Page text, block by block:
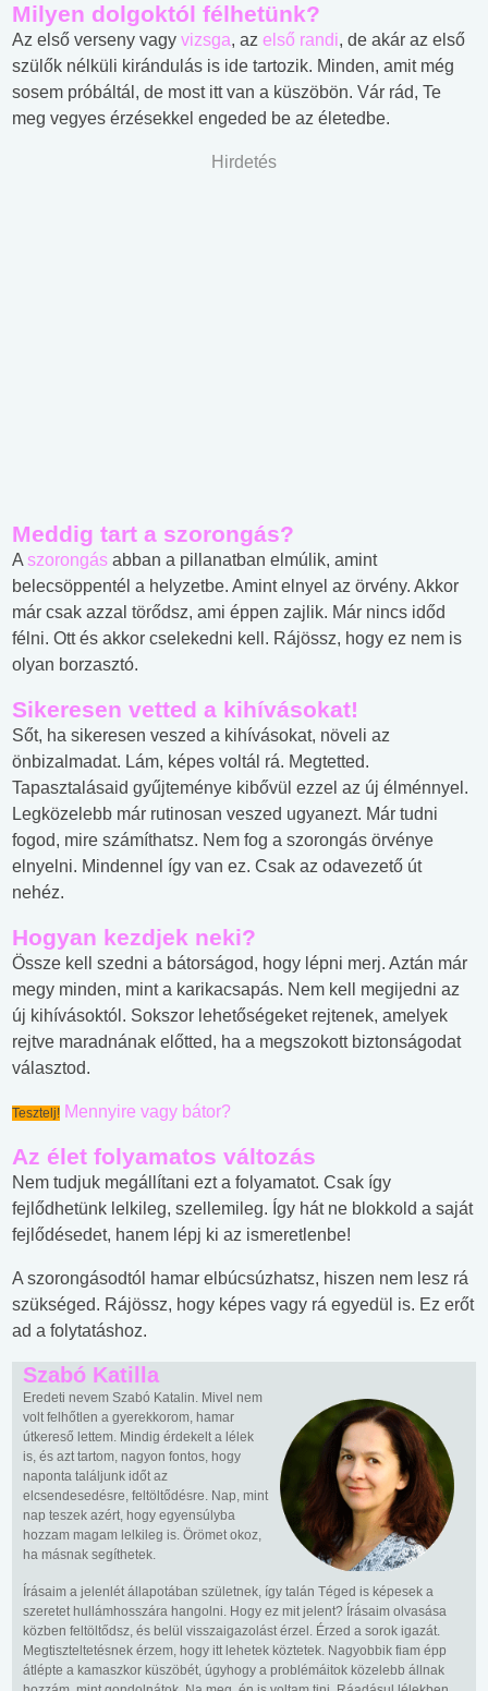
Milyen dolgoktól félhetünk?
Az első verseny vagy vizsga, az első randi, de akár az első
szülők nélküli kirándulás is ide tartozik. Minden, amit még
sosem próbáltál, de most itt van a küszöbön. Vár rád, Te
meg vegyes érzésekkel engeded be az életedbe.
Hirdetés
Meddig tart a szorongás?
A szorongás abban a pillanatban elmúlik, amint
belecsöppentél a helyzetbe. Amint elnyel az örvény. Akkor
már csak azzal törődsz, ami éppen zajlik. Már nincs időd
félni. Ott és akkor cselekedni kell. Rájössz, hogy ez nem is
olyan borzasztó.
Sikeresen vetted a kihívásokat!
Sőt, ha sikeresen veszed a kihívásokat, növeli az
önbizalmadat. Lám, képes voltál rá. Megtetted.
Tapasztalásaid gyűjteménye kibővül ezzel az új élménnyel.
Legközelebb már rutinosan veszed ugyanezt. Már tudni
fogod, mire számíthatsz. Nem fog a szorongás örvénye
elnyelni. Mindennel így van ez. Csak az odavezető út
nehéz.
Hogyan kezdjek neki?
Össze kell szedni a bátorságod, hogy lépni merj. Aztán már
megy minden, mint a karikacsapás. Nem kell megijedni az
új kihívásoktól. Sokszor lehetőségeket rejtenek, amelyek
rejtve maradnának előtted, ha a megszokott biztonságodat
választod.
Tesztelj! Mennyire vagy bátor?
Az élet folyamatos változás
Nem tudjuk megállítani ezt a folyamatot. Csak így
fejlődhetünk lelkileg, szellemileg. Így hát ne blokkold a saját
fejlődésedet, hanem lépj ki az ismeretlenbe!
A szorongásodtól hamar elbúcsúzhatsz, hiszen nem lesz rá
szükséged. Rájössz, hogy képes vagy rá egyedül is. Ez erőt
ad a folytatáshoz.
Szabó Katilla
Eredeti nevem Szabó Katalin. Mivel nem
volt felhőtlen a gyerekkorom, hamar
útkereső lettem. Mindig érdekelt a lélek
is, és azt tartom, nagyon fontos, hogy
naponta találjunk időt az
elcsendesedésre, feltöltődésre. Nap, mint
nap teszek azért, hogy egyensúlyba
hozzam magam lelkileg is. Örömet okoz,
ha másnak segíthetek.
Írásaim a jelenlét állapotában születnek, így talán Téged is képesek a
szeretet hullámhosszára hangolni. Hogy ez mit jelent? Írásaim olvasása
közben feltöltődsz, és belül visszaigazolást érzel. Érzed a sorok igazát.
Megtiszteltetésnek érzem, hogy itt lehetek köztetek. Nagyobbik fiam épp
átlépte a kamaszkor küszöbét, úgyhogy a problémáitok közelebb állnak